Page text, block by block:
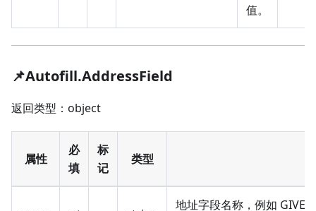
值。
📌Autofill.AddressField
返回类型：object
属性
必
填
标
记
类型
地址字段名称，例如